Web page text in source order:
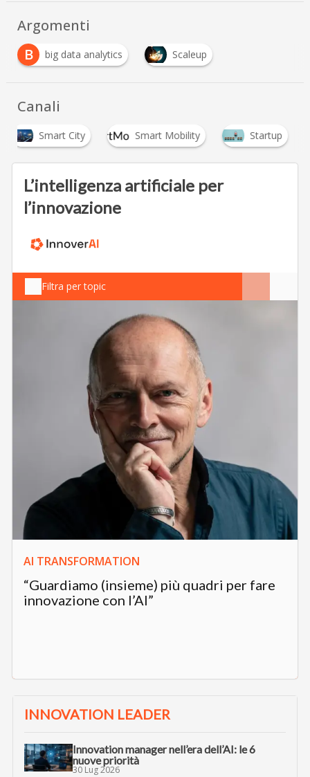
Argomenti
B
big data analytics Scaleup
Canali
Smart City Smart Mobility Startup
L’intelligenza artificiale per
l’innovazione
Filtra per topic
AI TRANSFORMATION
“Guardiamo (insieme) più quadri per fare
innovazione con l’AI”
INNOVATION LEADER
Innovation manager nell’era dell’AI: le 6
nuove priorità
30 Lug 2026